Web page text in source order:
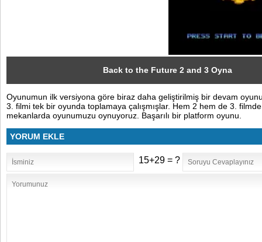
Pinterest
Back to the Future 2 and 3 Oyna
Oyunumun ilk versiyona göre biraz daha geliştirilmiş bir devam
3. filmi tek bir oyunda toplamaya çalışmışlar. Hem 2 hem de 3.
mekanlarda oyunumuzu oynuyoruz. Başarılı bir platform oyunu.
YORUM EKLE
15+29 = ?